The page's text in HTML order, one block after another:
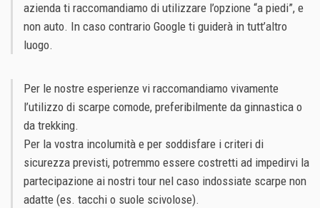
azienda ti raccomandiamo di utilizzare l’opzione “a piedi”, e
non auto. In caso contrario Google ti guiderà in tutt’altro
luogo.
Per le nostre esperienze vi raccomandiamo vivamente
l’utilizzo di scarpe comode, preferibilmente da ginnastica o
da trekking.
Per la vostra incolumità e per soddisfare i criteri di
sicurezza previsti, potremmo essere costretti ad impedirvi la
partecipazione ai nostri tour nel caso indossiate scarpe non
adatte (es. tacchi o suole scivolose).